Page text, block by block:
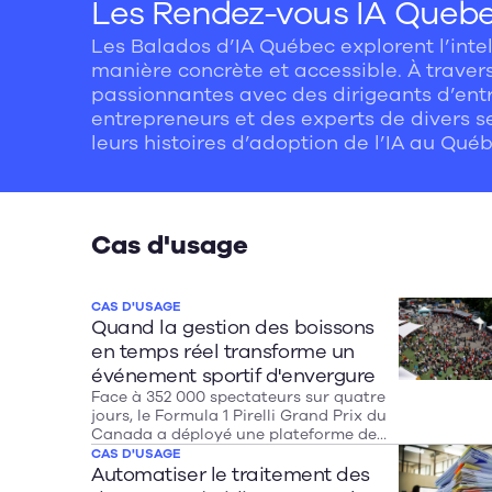
Les Rendez-vous IA
Les Balados d’IA Québec explorent
manière concrète et accessible. À
passionnantes avec des dirigeants
entrepreneurs et des experts de divers
leurs histoires d’adoption de l’IA au
et les succès obtenus, le tout dans un
Cas d'usage
CAS D'USAGE
Quand la gestion des boissons
en temps réel transforme un
événement sportif d'envergure
Face à 352 000 spectateurs sur quatre
jours, le Formula 1 Pirelli Grand Prix du
Canada a déployé une plateforme de
suivi en temps réel pour optimiser ses
opérations de boissons. Résultat :
CAS D'USAGE
Automatiser le traitement des